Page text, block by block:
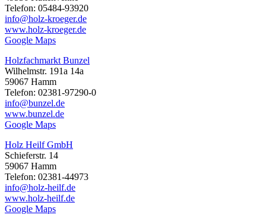
Telefon: 05484-93920
info@holz-kroeger.de
www.holz-kroeger.de
Google Maps
Holzfachmarkt Bunzel
Wilhelmstr. 191a 14a
59067 Hamm
Telefon: 02381-97290-0
info@bunzel.de
www.bunzel.de
Google Maps
Holz Heilf GmbH
Schieferstr. 14
59067 Hamm
Telefon: 02381-44973
info@holz-heilf.de
www.holz-heilf.de
Google Maps